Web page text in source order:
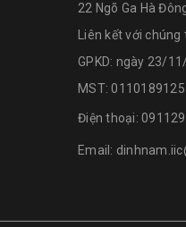
22 Ngõ Ga Hà
Liên kết với
GPKD: ngày 23/
MST: 0110189125
Điện thoại:
Email: